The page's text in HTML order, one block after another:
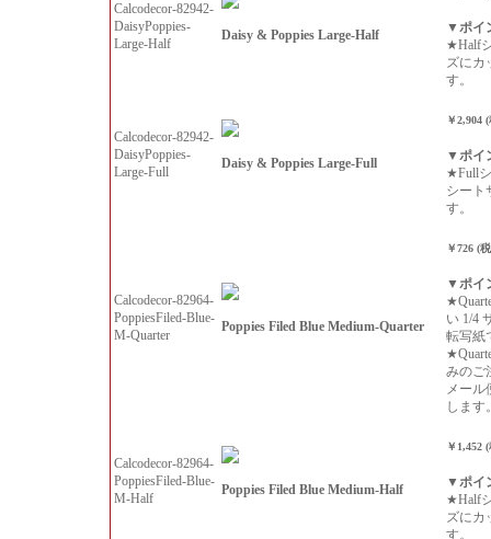
Calcodecor-82942-
DaisyPoppies-
Large-Half
Daisy & Poppies Large-Half
▼ポイ
★Half
ズにカ
す。
Calcodecor-82942-
DaisyPoppies-
Large-Full
Daisy & Poppies Large-Full
￥2,904
▼ポイ
★Full
シート
す。
Calcodecor-82964-
PoppiesFiled-Blue-
M-Quarter
Poppies Filed Blue Medium-Quarter
￥726 (
▼ポイ
い 1/4
転写紙
みのご
メール
します
Calcodecor-82964-
PoppiesFiled-Blue-
M-Half
Poppies Filed Blue Medium-Half
￥1,452
▼ポイ
★Half
ズにカ
す。